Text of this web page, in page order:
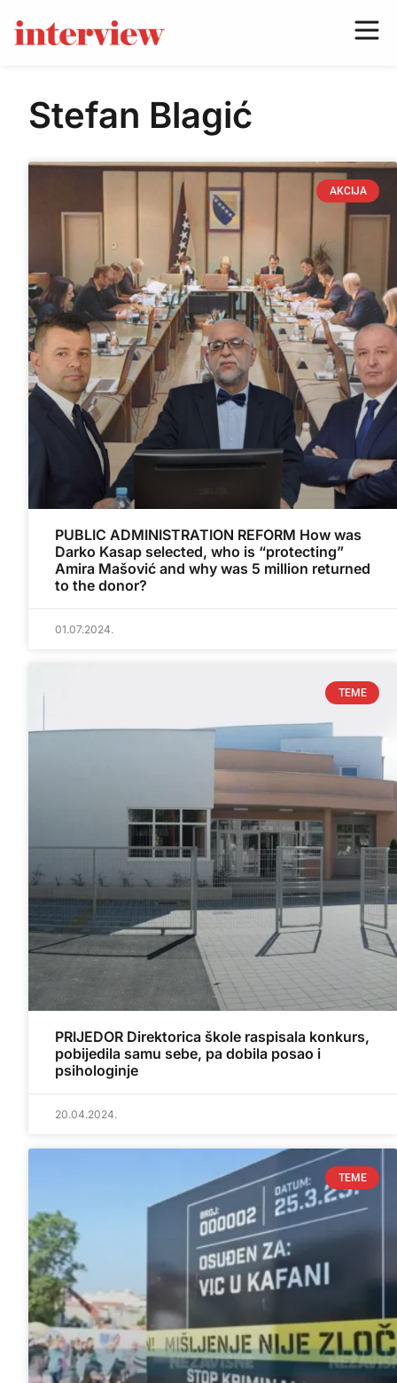
Stefan Blagić
AKCIJA
PUBLIC ADMINISTRATION REFORM How was
Darko Kasap selected, who is “protecting”
Amira Mašović and why was 5 million returned
to the donor?
01.07.2024.
TEME
PRIJEDOR Direktorica škole raspisala konkurs,
pobijedila samu sebe, pa dobila posao i
psihologinje
20.04.2024.
TEME